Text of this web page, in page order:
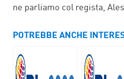
ne parliamo col regista,
POTREBBE ANCHE